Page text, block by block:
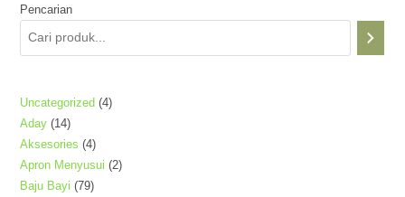
Pencarian
Uncategorized 44
Aday 1414
Produk
Aksesories 44
Produk
Apron Menyusui 22
Baju Bayi 7979